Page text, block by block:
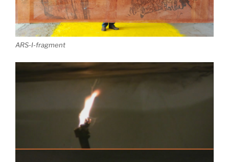
ARS-I-fragment